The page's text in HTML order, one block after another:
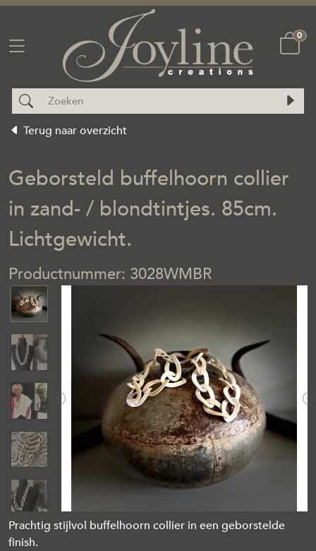
0
Terug naar overzicht
Geborsteld buffelhoorn collier
in zand- / blondtintjes. 85cm.
Lichtgewicht.
Previous
Prachtig stijlvol buffelhoorn collier in een geborstelde
finish.